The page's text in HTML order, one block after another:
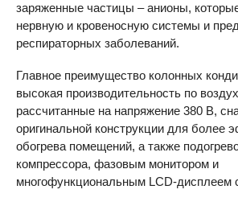
заряженные частицы – анионы,
нервную и кровеносную системы и
респираторных заболеваний.
Главное преимущество колонных
высокая производительность по
рассчитанные на напряжение 380 В,
оригинальной конструкции для более
обогрева помещений, а также
компрессора, фазовым монитором и
многофункциональным LCD-дисплеем